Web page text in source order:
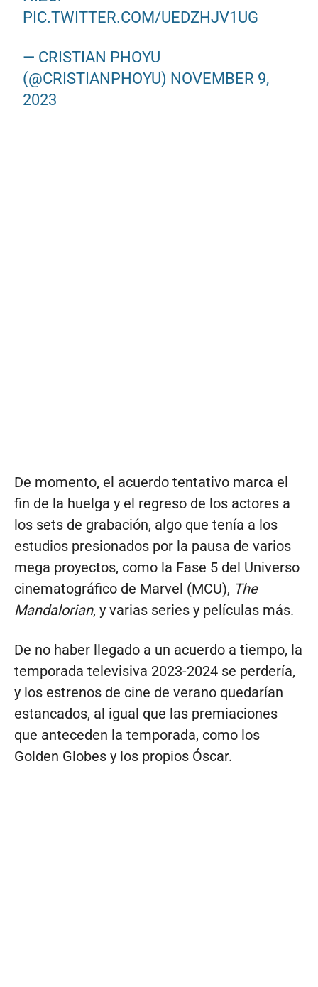
PIC.TWITTER.COM/UEDZHJV1UG
— CRISTIAN PHOYU
(@CRISTIANPHOYU) NOVEMBER 9,
2023
De momento, el acuerdo tentativo marca el
fin de la huelga y el regreso de los actores a
los sets de grabación, algo que tenía a los
estudios presionados por la pausa de varios
mega proyectos, como la Fase 5 del Universo
cinematográfico de Marvel (MCU), The
Mandalorian, y varias series y películas más.
De no haber llegado a un acuerdo a tiempo, la
temporada televisiva 2023-2024 se perdería,
y los estrenos de cine de verano quedarían
estancados, al igual que las premiaciones
que anteceden la temporada, como los
Golden Globes y los propios Óscar.